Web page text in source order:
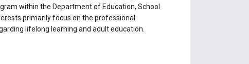
within the Department of Education, School
primarily focus on the professional
lifelong learning and adult education.